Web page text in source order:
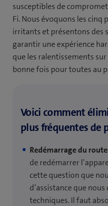
susceptibles de
Fi. Nous évoquons les cinq
irritants et présentons des
garantir une expérience
que les ralentissements
bonne fois pour toutes au
Voici comment
plus fréquentes de
Redémarrage du
de redémarrer
cette question que
d’assistance que
techniques. Il faut